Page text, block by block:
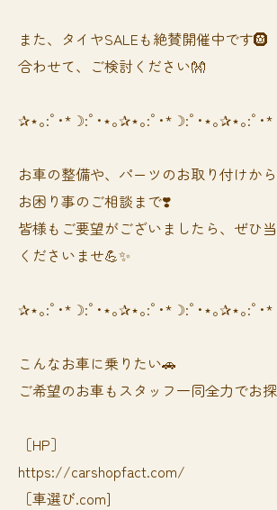
また、タイヤSALEも絶賛開催中です🛞
合わせて、ご検討ください👐
✰⋆｡:ﾟ･*☽:ﾟ･⋆｡✰⋆｡:ﾟ･*☽:ﾟ･⋆｡✰⋆｡:ﾟ･
お車の整備や、パーツのお取り付けか
お困り事のご相談まで❣️
皆様もご要望がございましたら、ぜひ
くださいませ💪✨
✰⋆｡:ﾟ･*☽:ﾟ･⋆｡✰⋆｡:ﾟ･*☽:ﾟ･⋆｡✰⋆｡:ﾟ･
⁡⁡⁡こんなお車に乗りたい🚗
ご希望のお車もスタッフ一同全力でお
［HP］
https://carshopfact.com/
［車選び.com]